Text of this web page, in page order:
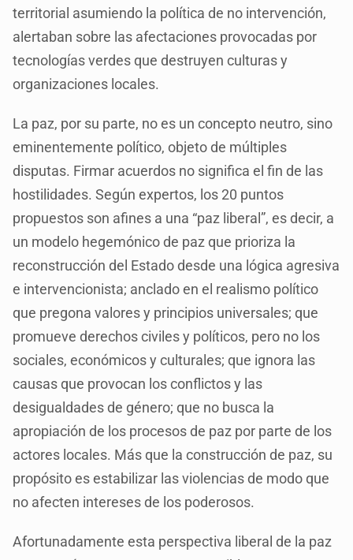
territorial asumiendo la política de no intervención,
alertaban sobre las afectaciones provocadas por
tecnologías verdes que destruyen culturas y
organizaciones locales.
La paz, por su parte, no es un concepto neutro, sino
eminentemente político, objeto de múltiples
disputas. Firmar acuerdos no significa el fin de las
hostilidades. Según expertos, los 20 puntos
propuestos son afines a una “paz liberal”, es decir, a
un modelo hegemónico de paz que prioriza la
reconstrucción del Estado desde una lógica agresiva
e intervencionista; anclado en el realismo político
que pregona valores y principios universales; que
promueve derechos civiles y políticos, pero no los
sociales, económicos y culturales; que ignora las
causas que provocan los conflictos y las
desigualdades de género; que no busca la
apropiación de los procesos de paz por parte de los
actores locales. Más que la construcción de paz, su
propósito es estabilizar las violencias de modo que
no afecten intereses de los poderosos.
Afortunadamente esta perspectiva liberal de la paz